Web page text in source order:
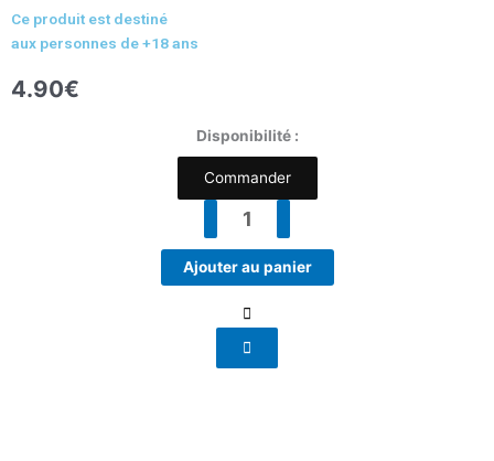
Ce produit est destiné
aux personnes de +18 ans
4.90€
Disponibilité :
quantité
de
Arôme
Menthe
sauvage
Ajouter au panier
Commander